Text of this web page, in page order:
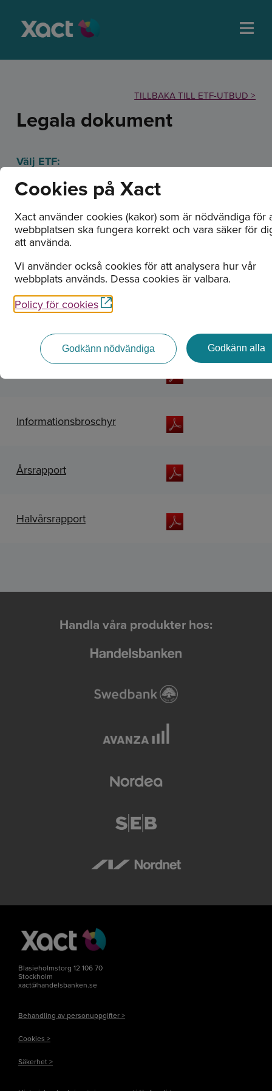
TILLBAKA TILL ETF-UTBUD >
Legala dokument
Välj ETF:
XACT Sverige (UCITS ETF)
Dokumentnamn
Informationsbroschyr
Årsrapport
Halvårsrapport
Handla våra produkter hos:
Blasieholmstorg 12 106 70
Stockholm
xact@handelsbanken.se
Behandling av personuppgifter >
Cookies >
Säkerhet >
Cookies på Xact
Xact använder cookies (kakor) som är nödvändiga för
webbplatsen ska fungera korrekt och vara säker för
att använda.
Vi använder också cookies för att analysera hur vår
webbplats används. Dessa cookies är valbara.
Policy för cookies
Godkänn alla
Godkänn nödvändiga